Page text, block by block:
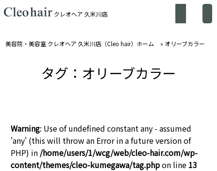
クレオヘア 久米川店
美容院・美容室 クレオヘア 久米川店（Cleo hair）ホーム » オリーブカラー
タグ：オリーブカラー
Warning: Use of undefined constant any - assumed
'any' (this will throw an Error in a future version of
PHP) in /home/users/1/wcg/web/cleo-hair.com/wp-
content/themes/cleo-kumegawa/tag.phpon line 13